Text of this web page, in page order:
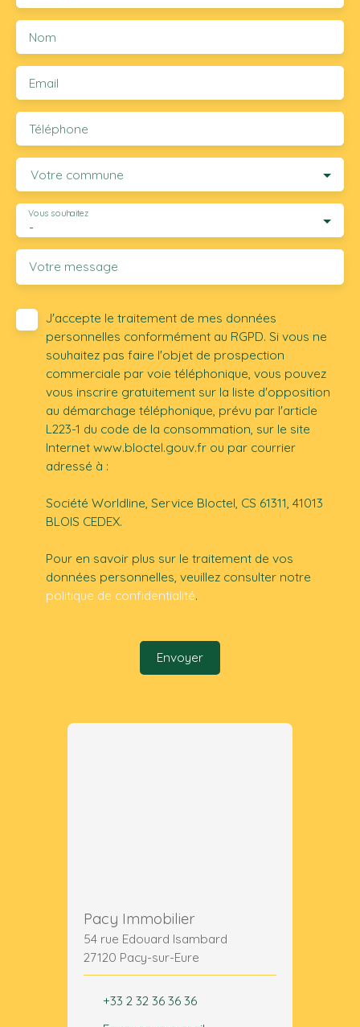
Nom
Email
Téléphone
Votre commune
-
Vous souhaitez
Votre message
J'accepte le traitement de mes données
personnelles conformément au RGPD. Si vous ne
souhaitez pas faire l'objet de prospection
commerciale par voie téléphonique, vous pouvez
vous inscrire gratuitement sur la liste d'opposition
au démarchage téléphonique, prévu par l'article
L223-1 du code de la consommation, sur le site
Internet www.bloctel.gouv.fr ou par courrier
adressé à :
Société Worldline, Service Bloctel, CS 61311, 41013
BLOIS CEDEX.
Pour en savoir plus sur le traitement de vos
données personnelles, veuillez consulter notre
politique de confidentialité.
Envoyer
Pacy Immobilier
54 rue Edouard Isambard
27120 Pacy-sur-Eure
+33 2 32 36 36 36